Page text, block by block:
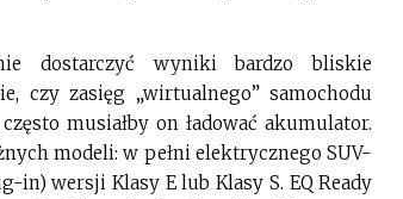
dostarczyć wyniki bardzo bliskie
czy zasięg „wirtualnego” samochodu
musiałby on ładować akumulator.
modeli: w pełni elektrycznego SUV-
in) wersji Klasy E lub Klasy S. EQ Ready